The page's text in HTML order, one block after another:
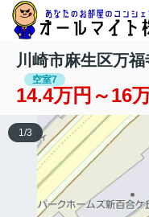
川崎市麻生区万
空室7
14.4万円～16
1/3